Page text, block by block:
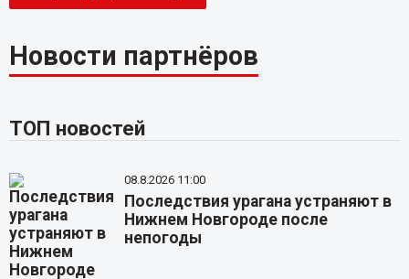
Новости партнёров
ТОП новостей
08.8.2026 11:00
Последствия урагана устраняют в
Нижнем Новгороде после
непогоды